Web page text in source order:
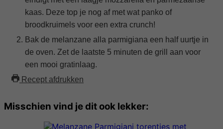
kaas. Deze top je nog af met wat panko of
broodkruimels voor een extra crunch!
Bak de melanzane alla parmigiana een half uurtje in
de oven. Zet de laatste 5 minuten de grill aan voor
een mooi gratinlaag.
Recept afdrukken
Misschien vind je dit ook lekker: